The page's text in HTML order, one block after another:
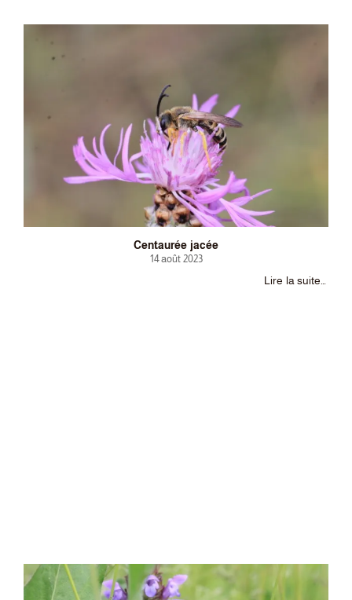
Centaurée jacée
14 août 2023
Lire la suite…